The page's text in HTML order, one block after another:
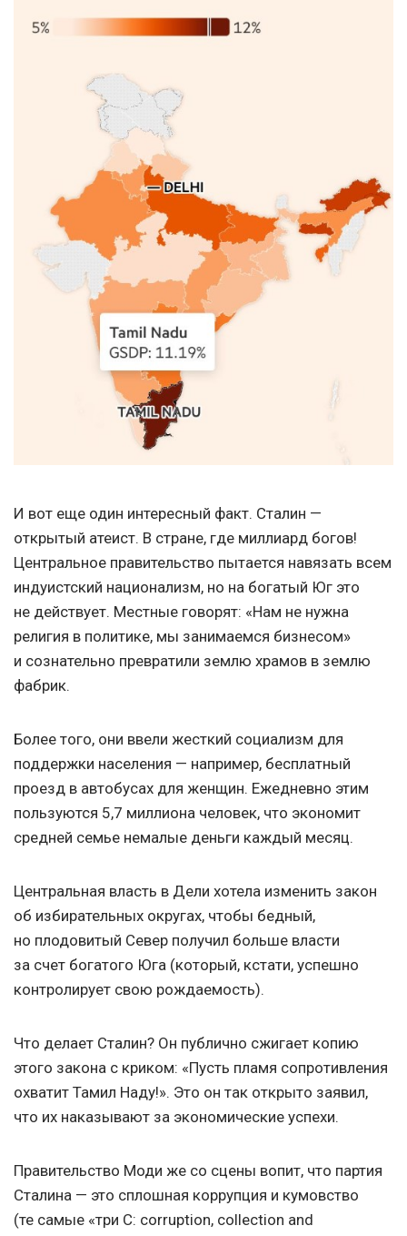
И вот еще один интересный факт. Сталин —
открытый атеист. В стране, где миллиард богов!
Центральное правительство пытается навязать всем
индуистский национализм, но на богатый Юг это
не действует. Местные говорят: «Нам не нужна
религия в политике, мы занимаемся бизнесом»
и сознательно превратили землю храмов в землю
фабрик.
Более того, они ввели жесткий социализм для
поддержки населения — например, бесплатный
проезд в автобусах для женщин. Ежедневно этим
пользуются 5,7 миллиона человек, что экономит
средней семье немалые деньги каждый месяц.
Центральная власть в Дели хотела изменить закон
об избирательных округах, чтобы бедный,
но плодовитый Север получил больше власти
за счет богатого Юга (который, кстати, успешно
контролирует свою рождаемость).
Что делает Сталин? Он публично сжигает копию
этого закона с криком: «Пусть пламя сопротивления
охватит Тамил Наду!». Это он так открыто заявил,
что их наказывают за экономические успехи.
Правительство Моди же со сцены вопит, что партия
Сталина — это сплошная коррупция и кумовство
(те самые «три С: corruption, collection and